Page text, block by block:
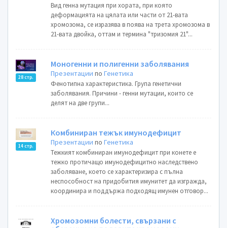
Вид генна мутация при хората, при която
деформацията на цялата или части от 21-вата
хромозома, се изразява в поява на трета хромозома в
21-вата двойка, оттам и термина "тризомия 21"...
28 стр.
Моногенни и полигенни заболявания
Презентации поГенетика
Фенотипна характеристика. Група генетични
заболявания. Причини - генни мутации, които се
делят на две групи...
14 стр.
Комбиниран тежък имунодефицит
Презентации поГенетика
Тежкият комбиниран имунодефицит при конете е
тежко протичащо имунодефицитно наследствено
заболяване, което се характеризира с пълна
неспособност на придобития имунитет да изгражда,
координира и поддържа подходящ имунен отговор...
Хромозомни болести, свързани с